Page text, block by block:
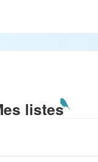
listes